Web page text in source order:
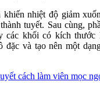
khiến nhiệt độ giảm
tuyết. Sau cùng,
các khối có kích
đặc và tạo nên một
cách làm viên mọc